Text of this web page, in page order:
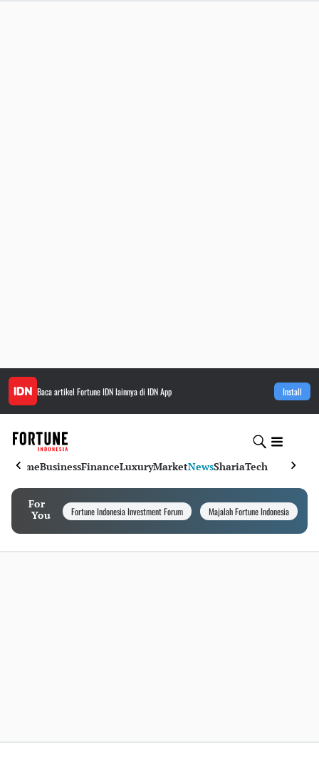
Baca artikel Fortune IDNlainnya di IDN App Install
HomeBusinessFinanceLuxuryMarketNewsShariaTech
For
You
Fortune Indonesia Investment Forum Majalah Fortune Indonesia